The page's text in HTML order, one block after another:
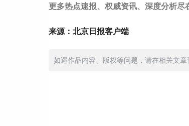
更多热点速报、权威资讯、深度分析尽
来源：北京日报客户端
如遇作品内容、版权等问题，请在相关文